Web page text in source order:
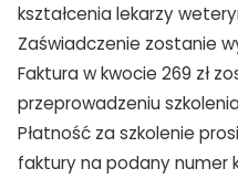
kształcenia lekarzy
Zaświadczenie zostanie
Faktura w kwocie 269 zł
przeprowadzeniu
Płatność za szkolenie
faktury na podany numer